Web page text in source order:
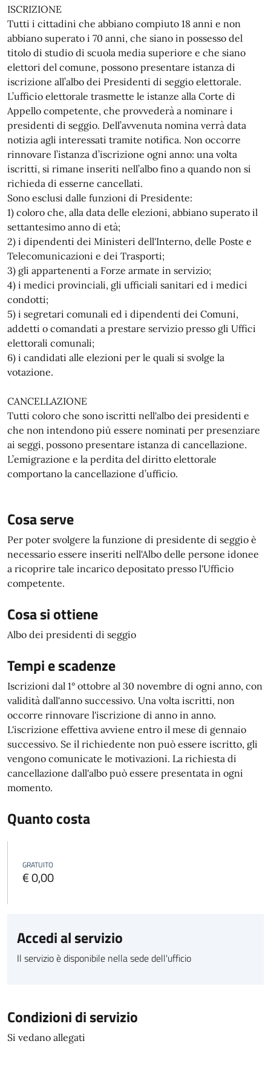
ISCRIZIONE
Tutti i cittadini che abbiano compiuto 18 anni e non
abbiano superato i 70 anni, che siano in possesso del
titolo di studio di scuola media superiore e che siano
elettori del comune, possono presentare istanza di
iscrizione all’albo dei Presidenti di seggio elettorale.
L’ufficio elettorale trasmette le istanze alla Corte di
Appello competente, che provvederà a nominare i
presidenti di seggio. Dell’avvenuta nomina verrà data
notizia agli interessati tramite notifica. Non occorre
rinnovare l’istanza d’iscrizione ogni anno: una volta
iscritti, si rimane inseriti nell’albo fino a quando non si
richieda di esserne cancellati.
Sono esclusi dalle funzioni di Presidente:
1) coloro che, alla data delle elezioni, abbiano superato il
settantesimo anno di età;
2) i dipendenti dei Ministeri dell'Interno, delle Poste e
Telecomunicazioni e dei Trasporti;
3) gli appartenenti a Forze armate in servizio;
4) i medici provinciali, gli ufficiali sanitari ed i medici
condotti;
5) i segretari comunali ed i dipendenti dei Comuni,
addetti o comandati a prestare servizio presso gli Uffici
elettorali comunali;
6) i candidati alle elezioni per le quali si svolge la
votazione.
CANCELLAZIONE
Tutti coloro che sono iscritti nell'albo dei presidenti e
che non intendono più essere nominati per presenziare
ai seggi, possono presentare istanza di cancellazione.
L’emigrazione e la perdita del diritto elettorale
comportano la cancellazione d’ufficio.
Cosa serve
Per poter svolgere la funzione di presidente di seggio è
necessario essere inseriti nell'Albo delle persone idonee
a ricoprire tale incarico depositato presso l'Ufficio
competente.
Cosa si ottiene
Albo dei presidenti di seggio
Tempi e scadenze
Iscrizioni dal 1° ottobre al 30 novembre di ogni anno, con
validità dall'anno successivo. Una volta iscritti, non
occorre rinnovare l'iscrizione di anno in anno.
L'iscrizione effettiva avviene entro il mese di gennaio
successivo. Se il richiedente non può essere iscritto, gli
vengono comunicate le motivazioni. La richiesta di
cancellazione dall'albo può essere presentata in ogni
momento.
Quanto costa
GRATUITO
€ 0,00
Accedi al servizio
Il servizio è disponibile nella sede dell'ufficio
Condizioni di servizio
Si vedano allegati